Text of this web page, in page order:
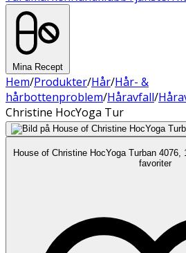
Mina Recept
Hem/Produkter/Hår/Hår- &
hårbottenproblem/Håravfall/
Christine HocYoga Tur
House of Christine HocYoga Turban
favoriter